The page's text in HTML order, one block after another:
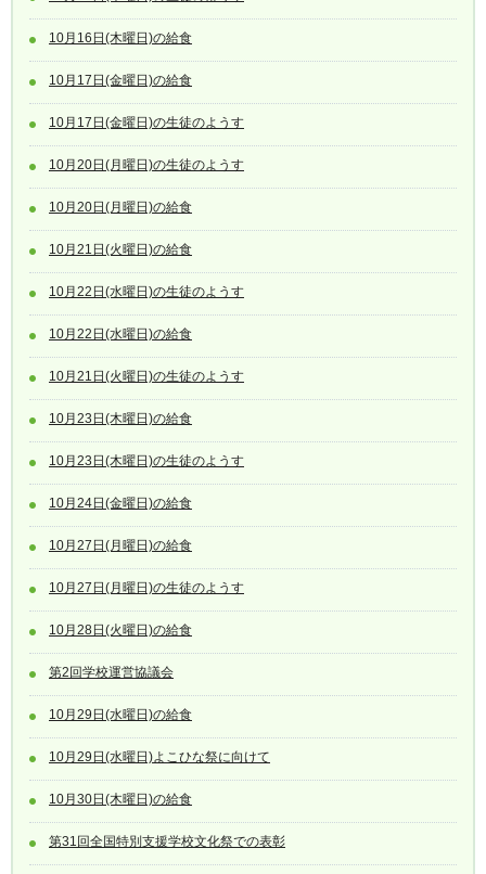
10月16日(木曜日)の給食
10月17日(金曜日)の給食
10月17日(金曜日)の生徒のようす
10月20日(月曜日)の生徒のようす
10月20日(月曜日)の給食
10月21日(火曜日)の給食
10月22日(水曜日)の生徒のようす
10月22日(水曜日)の給食
10月21日(火曜日)の生徒のようす
10月23日(木曜日)の給食
10月23日(木曜日)の生徒のようす
10月24日(金曜日)の給食
10月27日(月曜日)の給食
10月27日(月曜日)の生徒のようす
10月28日(火曜日)の給食
第2回学校運営協議会
10月29日(水曜日)の給食
10月29日(水曜日)よこひな祭に向けて
10月30日(木曜日)の給食
第31回全国特別支援学校文化祭での表彰